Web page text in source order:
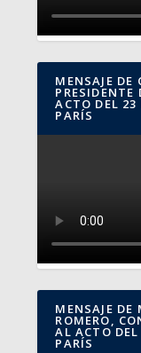
MENSAJE DE
PRESIDENTE
ACTO DEL 23
PARÍS
MENSAJE DE
ROMERO,
AL ACTO
PARÍS